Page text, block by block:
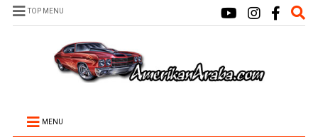
TOP MENU
MENU